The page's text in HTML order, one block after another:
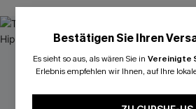
Bestätigen Sie Ihren
Es sieht so aus, als wären Sie in Vereinigte
Erlebnis empfehlen wir Ihnen, auf Ihre